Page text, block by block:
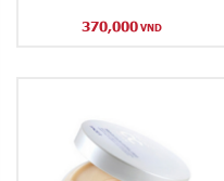
370,000 VND